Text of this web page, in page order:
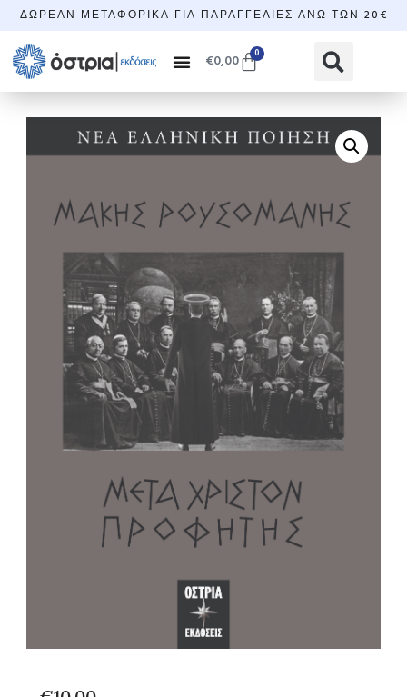
ΔΩΡΕΆΝ ΜΕΤΑΦΟΡΙΚΆ ΓΙΑ ΠΑΡΑΓΓΕΛΊΕΣ ΆΝΩ ΤΩΝ 20€
€0,00 0